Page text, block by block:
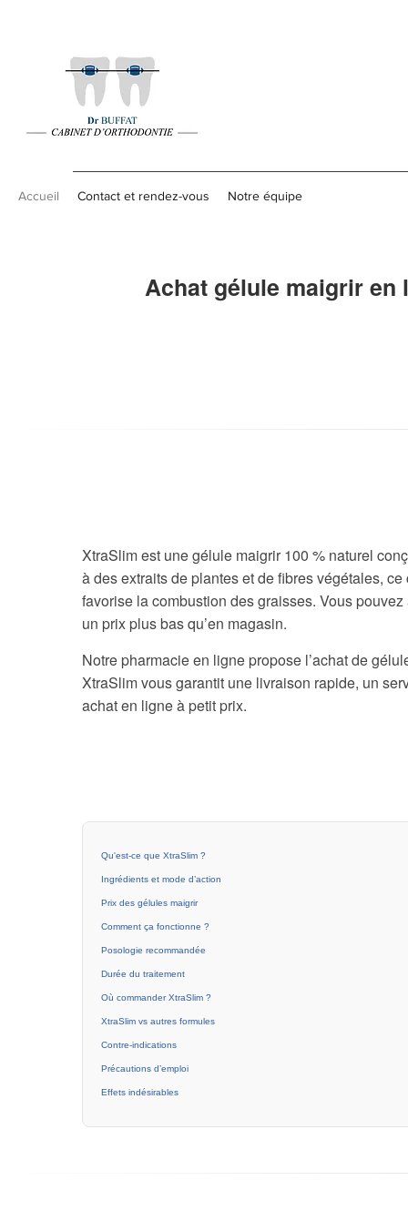
Accueil Contact et rendez-vous Notre équipe
Achat gélule maigrir en
XtraSlim est une gélule maigrir 100 % naturel
à des extraits de plantes et de fibres végétales,
favorise la combustion des graisses. Vous
un prix plus bas qu’en magasin.
Notre pharmacie en ligne propose l’achat de
XtraSlim vous garantit une livraison rapide, un
achat en ligne à petit prix.
Qu'est-ce que XtraSlim ?
Ingrédients et mode d’action
Prix des gélules maigrir
Comment ça fonctionne ?
Posologie recommandée
Durée du traitement
Où commander XtraSlim ?
XtraSlim vs autres formules
Contre-indications
Précautions d’emploi
Effets indésirables